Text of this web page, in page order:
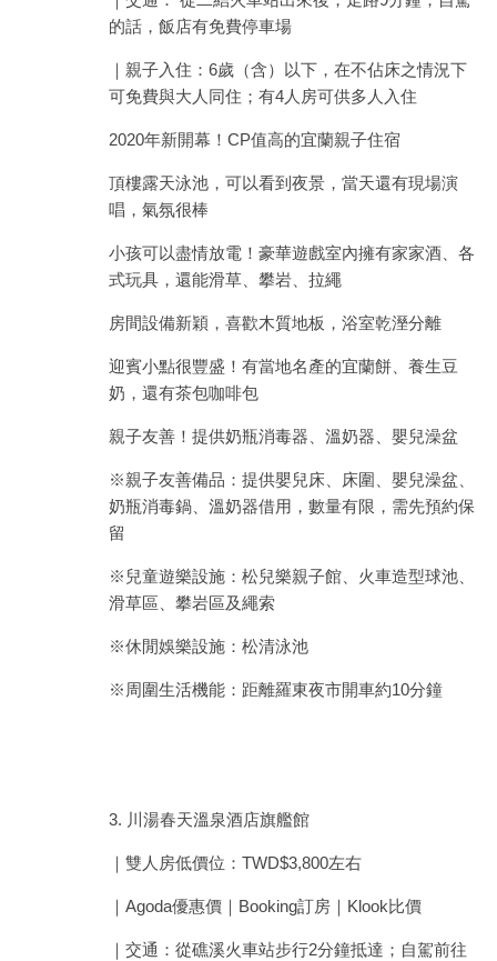
的話，飯店有免費停車場
｜親子入住：6歲（含）以下，在不佔床之情況下
可免費與大人同住；有4人房可供多人入住
2020年新開幕！CP值高的宜蘭親子住宿
頂樓露天泳池，可以看到夜景，當天還有現場演
唱，氣氛很棒
小孩可以盡情放電！豪華遊戲室內擁有家家酒、各
式玩具，還能滑草、攀岩、拉繩
房間設備新穎，喜歡木質地板，浴室乾溼分離
迎賓小點很豐盛！有當地名產的宜蘭餅、養生豆
奶，還有茶包咖啡包
親子友善！提供奶瓶消毒器、溫奶器、嬰兒澡盆
※親子友善備品：提供嬰兒床、床圍、嬰兒澡盆、
奶瓶消毒鍋、溫奶器借用，數量有限，需先預約保
留
※兒童遊樂設施：松兒樂親子館、火車造型球池、
滑草區、攀岩區及繩索
※休閒娛樂設施：松清泳池
※周圍生活機能：距離羅東夜市開車約10分鐘
3. 川湯春天溫泉酒店旗艦館
｜雙人房低價位：TWD$3,800左右
｜Agoda優惠價｜Booking訂房｜Klook比價
｜交通：從礁溪火車站步行2分鐘抵達；自駕前往